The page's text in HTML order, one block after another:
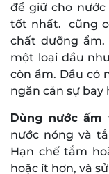
để giữ cho
tốt nhất. cũng
chất dưỡng
một loại dầu
còn ẩm. Dầu có
ngăn cản sự bay
Dùng nước
nước nóng và
Hạn chế tắm
hoặc ít hơn, và